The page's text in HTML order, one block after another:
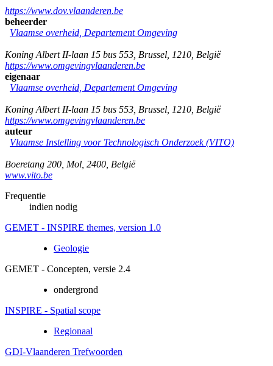
https://www.dov.vlaanderen.be
beheerder
Vlaamse overheid, Departement Omgeving
Koning Albert II-laan 15 bus 553 Brussel 1210 België
https://www.omgevingvlaanderen.be
eigenaar
Vlaamse overheid, Departement Omgeving
Koning Albert II-laan 15 bus 553 Brussel 1210 België
https://www.omgevingvlaanderen.be
auteur
Vlaamse Instelling voor Technologisch Onderzoek (VITO)
Boeretang 200 Mol 2400 België
www.vito.be
Frequentie
indien nodig
GEMET - INSPIRE themes, version 1.0
Geologie
GEMET - Concepten, versie 2.4
ondergrond
INSPIRE - Spatial scope
Regionaal
GDI-Vlaanderen Trefwoorden